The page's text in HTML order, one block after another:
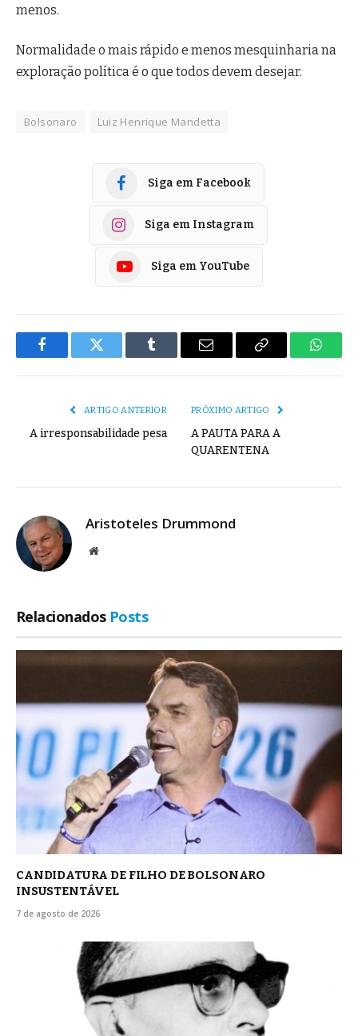
menos.
Normalidade o mais rápido e menos mesquinharia na
exploração política é o que todos devem desejar.
Bolsonaro Luiz Henrique Mandetta
Siga em Facebook
Siga em Instagram
Siga em YouTube
FacebookTwitter Tumblr
E-
Copiar
ARTIGO ANTERIOR
A irresponsabilidade pesa
PRÓXIMO ARTIGO
A PAUTA PARA A
QUARENTENA
Aristoteles Drummond
Site
Relacionados Posts
CANDIDATURA DE FILHO DE BOLSONARO
INSUSTENTÁVEL
7 de agosto de 2026